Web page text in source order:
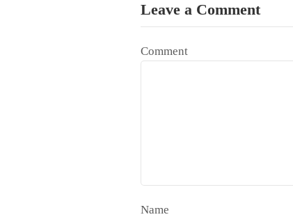
Leave a Comment
Comment
Name